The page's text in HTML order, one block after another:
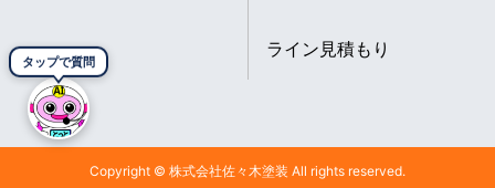
タップで質問 ライン見積もり
Copyright © 株式会社佐々木塗装 All rights reserved.